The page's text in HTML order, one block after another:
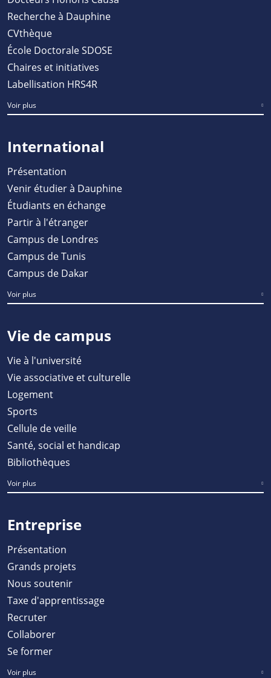
Recherche à Dauphine
CVthèque
École Doctorale SDOSE
Chaires et initiatives
Labellisation HRS4R
Voir plus
International
Présentation
Venir étudier à Dauphine
Étudiants en échange
Partir à l'étranger
Campus de Londres
Campus de Tunis
Campus de Dakar
Voir plus
Vie de campus
Vie à l'université
Vie associative et culturelle
Logement
Sports
Cellule de veille
Santé, social et handicap
Bibliothèques
Voir plus
Entreprise
Présentation
Grands projets
Nous soutenir
Taxe d'apprentissage
Recruter
Collaborer
Se former
Voir plus